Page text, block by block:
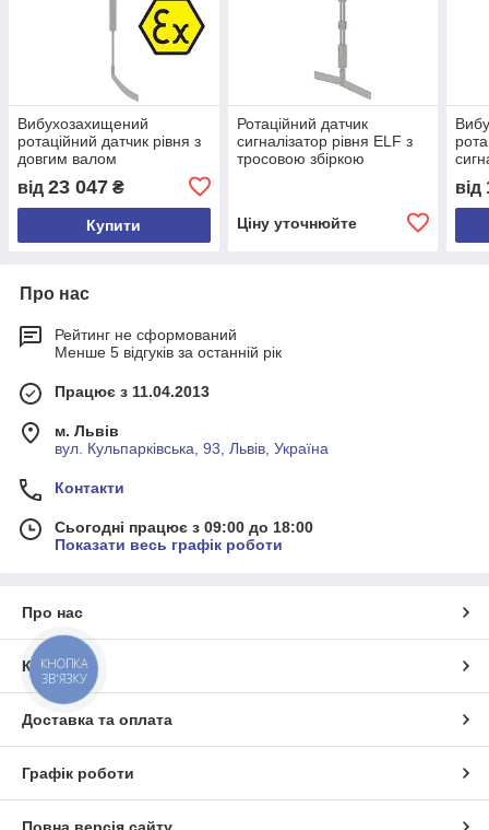
Вибухозахищений
ротаційний датчик рівня з
довгим валом
високотемпературний 150
°C, L1500mm, 1" BSP,
Алюміній, 24 VDC
від 23 047 ₴
Купити
Ротаційний датчик
сигналізатор рівня ELF з
тросовою збіркою
Ціну уточнюйте
від
Про нас
Рейтинг не сформований
Менше 5 відгуків за останній рік
Працює з 11.04.2013
м. Львів
вул. Кульпарківська, 93, Львів, Україна
Контакти
Сьогодні працює з 09:00 до 18:00
Показати весь графік роботи
Про нас
Контакти
Доставка та оплата
Графік роботи
Повна версія сайту
КНОПКА
ЗВ'ЯЗКУ